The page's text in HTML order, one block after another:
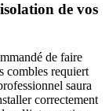
de vos
de faire
combles requiert
saura
correctement